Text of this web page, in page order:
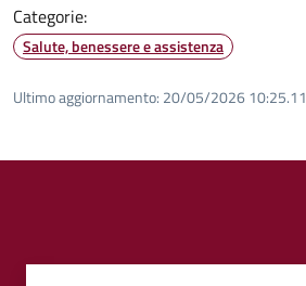
Categorie:
Salute, benessere e assistenza
Ultimo aggiornamento: 20/05/2026 10:25.11